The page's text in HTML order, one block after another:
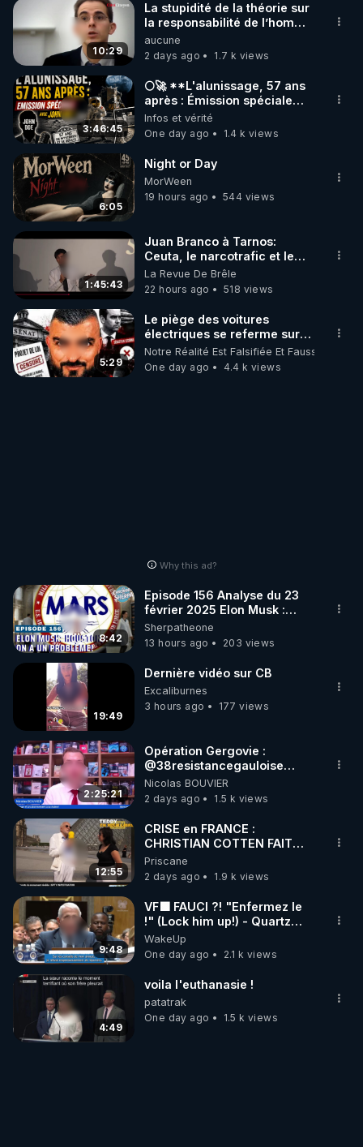
10:29
La stupidité de la théorie sur
la responsabilité de l’homme
concernant le dioxyde de
carbone.
aucune
2 days ago
1.7 k views
3:46:45
🌕🚀 **L'alunissage, 57 ans
après : Émission spéciale
avec John Doe !** 👨 🚀✨
Infos et vérité
One day ago
1.4 k views
6:05
Night or Day
MorWeen
19 hours ago
544 views
1:45:43
Juan Branco à Tarnos:
Ceuta, le narcotrafic et le
pouvoir en France
La Revue De Brêle
22 hours ago
518 views
5:29
Le piège des voitures
électriques se referme sur
les usagers !
Notre Réalité Est Falsifiée Et Fausse
One day ago
4.4 k views
Why this ad?
8:42
Episode 156 Analyse du 23
février 2025 Elon Musk :
Houston , on a un problème !
Sherpatheone
13 hours ago
203 views
19:49
Dernière vidéo sur CB
Excaliburnes
3 hours ago
177 views
2:25:21
Opération Gergovie :
‪@38resistancegauloise‬
‪@MarionSigautOfficiel‬
‪@gladysriifard5710‬ Laëtitia
Nicolas BOUVIER
2 days ago
1.5 k views
12:55
CRISE en FRANCE :
CHRISTIAN COTTEN FAIT
une étrange découverte
Priscane
2 days ago
1.9 k views
9:48
VF🟩 FAUCI ?! "Enfermez le
!" (Lock him up!) - Quartz
Traduction
WakeUp
One day ago
2.1 k views
4:49
voila l'euthanasie !
patatrak
One day ago
1.5 k views